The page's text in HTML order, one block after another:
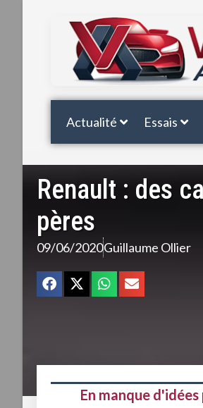
Actualité Essais
Renault : des
pères
09/06/2020Guillaume Ollier
En manque